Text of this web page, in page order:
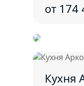
от 174
Кухня